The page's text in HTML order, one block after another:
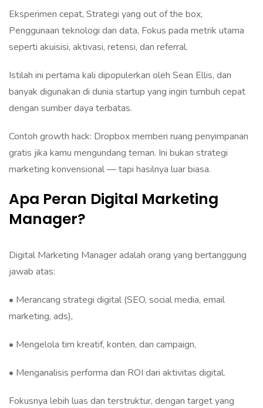
Eksperimen cepat, Strategi yang out of the box,
Penggunaan teknologi dan data, Fokus pada metrik utama
seperti akuisisi, aktivasi, retensi, dan referral.
Istilah ini pertama kali dipopulerkan oleh Sean Ellis, dan
banyak digunakan di dunia startup yang ingin tumbuh cepat
dengan sumber daya terbatas.
Contoh growth hack: Dropbox memberi ruang penyimpanan
gratis jika kamu mengundang teman. Ini bukan strategi
marketing konvensional — tapi hasilnya luar biasa.
Apa Peran Digital Marketing
Manager?
Digital Marketing Manager adalah orang yang bertanggung
jawab atas:
• Merancang strategi digital (SEO, social media, email
marketing, ads),
• Mengelola tim kreatif, konten, dan campaign,
• Menganalisis performa dan ROI dari aktivitas digital.
Fokusnya lebih luas dan terstruktur, dengan target yang